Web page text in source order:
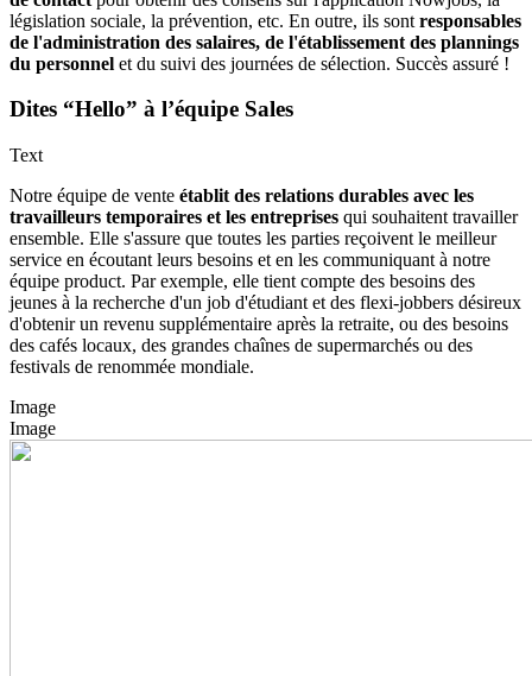
législation sociale, la prévention, etc. En outre, ils sont responsables
de l'administration des salaires, de l'établissement des plannings
du personnel et du suivi des journées de sélection. Succès assuré !
Dites “Hello” à l’équipe Sales
Text
Notre équipe de vente établit des relations durables avec les
travailleurs temporaires et les entreprises qui souhaitent travailler
ensemble. Elle s'assure que toutes les parties reçoivent le meilleur
service en écoutant leurs besoins et en les communiquant à notre
équipe product. Par exemple, elle tient compte des besoins des
jeunes à la recherche d'un job d'étudiant et des flexi-jobbers désireux
d'obtenir un revenu supplémentaire après la retraite, ou des besoins
des cafés locaux, des grandes chaînes de supermarchés ou des
festivals de renommée mondiale.
Image
Image